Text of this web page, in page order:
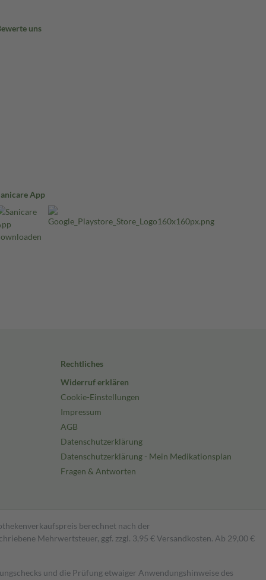
uns
App
Rechtliches
Widerruf erklären
Cookie-Einstellungen
Impressum
AGB
Datenschutzerklärung
Datenschutzerklärung - Mein Medikationsplan
Fragen & Antworten
berechnet nach der
Mehrwertsteuer, ggf. zzgl. 3,95 € Versandkosten. Ab 29,00 €
und die Prüfung etwaiger Anwendungshinweise des